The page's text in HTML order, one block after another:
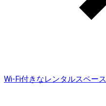
Wi-Fi付きなレンタルスペース